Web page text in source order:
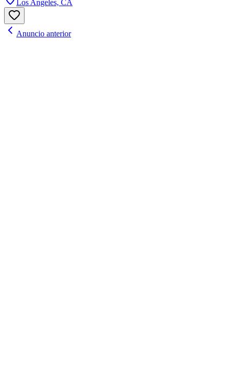
Los Angeles, CA
Anuncio anterior